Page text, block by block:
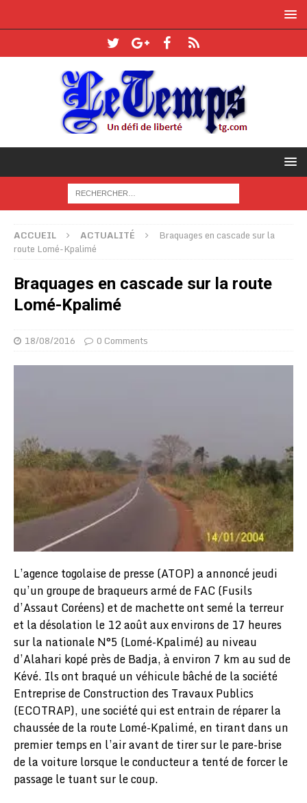
ACCUEIL ACTUALITÉ
Braquages en cascade sur la
route Lomé-Kpalimé
Braquages en cascade sur la route
Lomé-Kpalimé
18/08/2016 0 Comments
L’agence togolaise de presse (ATOP) a annoncé jeudi
qu’un groupe de braqueurs armé de FAC (Fusils
d’Assaut Coréens) et de machette ont semé la terreur
et la désolation le 12 août aux environs de 17 heures
sur la nationale N°5 (Lomé-Kpalimé) au niveau
d’Alahari kopé près de Badja, à environ 7 km au sud de
Kévé. Ils ont braqué un véhicule bâché de la société
Entreprise de Construction des Travaux Publics
(ECOTRAP), une société qui est entrain de réparer la
chaussée de la route Lomé-Kpalimé, en tirant dans un
premier temps en l’air avant de tirer sur le pare-brise
de la voiture lorsque le conducteur a tenté de forcer le
passage le tuant sur le coup.